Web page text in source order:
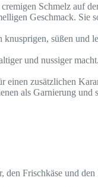
Schmelz auf
Geschmack. Sie
süßen und
und nussiger
einen zusätzlichen
als Garnierung
Frischkäse und